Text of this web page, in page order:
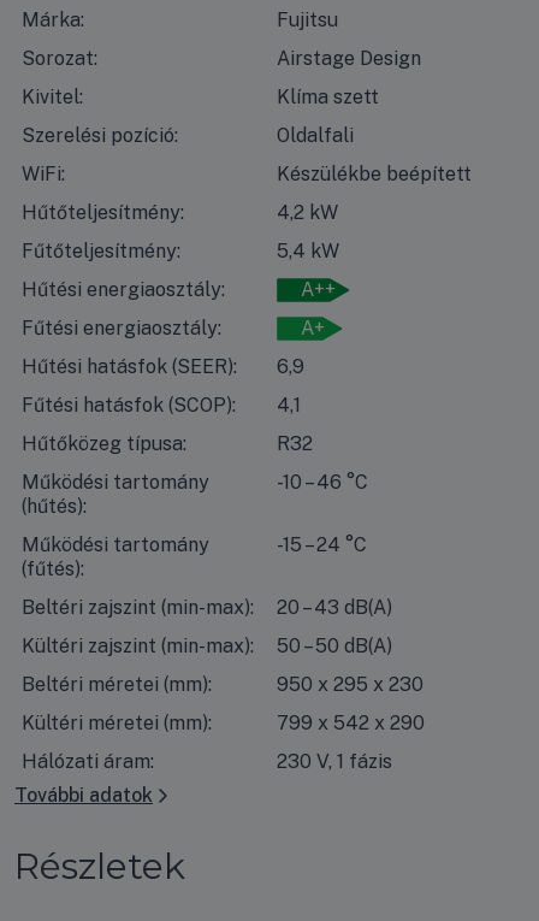
Márka:
Fujitsu
Sorozat:
Airstage Design
Kivitel:
Klíma szett
Szerelési pozíció:
Oldalfali
WiFi:
Készülékbe beépített
Hűtőteljesítmény:
4,2 kW
Fűtőteljesítmény:
5,4 kW
Hűtési energiaosztály:
A++
Fűtési energiaosztály:
A+
Hűtési hatásfok (SEER):
6,9
Fűtési hatásfok (SCOP):
4,1
Hűtőközeg típusa:
R32
Működési tartomány
(hűtés):
-10 – 46 °C
Működési tartomány
(fűtés):
-15 – 24 °C
Beltéri zajszint (min-max):
20 – 43 dB(A)
Kültéri zajszint (min-max):
50 – 50 dB(A)
Beltéri méretei (mm):
950 x 295 x 230
Kültéri méretei (mm):
799 x 542 x 290
Hálózati áram:
230 V, 1 fázis
További adatok
Részletek